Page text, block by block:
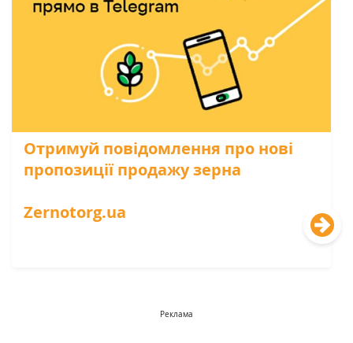
Отримуй повідомлення про нові
пропозиції продажу зерна
Zernotorg.ua
Реклама